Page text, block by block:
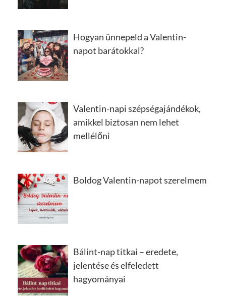
Hogyan ünnepeld a Valentin-
napot barátokkal?
Valentin-napi szépségajándékok,
amikkel biztosan nem lehet
mellélőni
Boldog Valentin-napot szerelmem
Bálint-nap titkai – eredete,
jelentése és elfeledett
hagyományai